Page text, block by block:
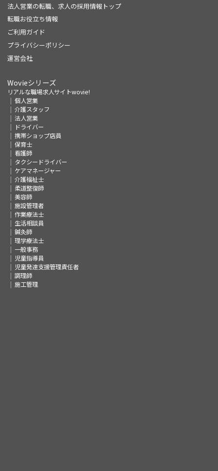
法人営業の転職、求人の採用情報トップ
転職お役立ち情報
ご利用ガイド
プライバシーポリシー
運営会社
Wovieシリーズ
リアルな職場求人サイトwovie!
個人営業
介護スタッフ
法人営業
ドライバー
携帯ショップ店員
保育士
看護師
タクシードライバー
ケアマネージャー
介護福祉士
柔道整復師
美容師
施設管理者
作業療法士
生活相談員
鍼灸師
理学療法士
一般事務
児童指導員
児童発達支援管理責任者
調理師
施工管理